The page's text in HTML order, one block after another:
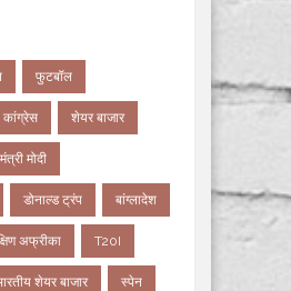
फुटबॉल
कांग्रेस शेयर बाजार
मोदी
डोनाल्ड ट्रंप बांग्लादेश
अफ्रीका T20I
शेयर बाजार स्पेन